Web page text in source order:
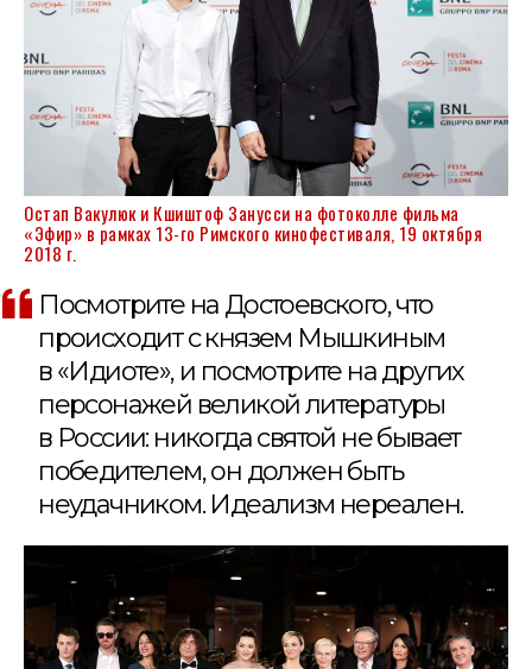
Остап Вакулюк и Кшиштоф Занусси на фотоколле фильма
«Эфир» в рамках 13-го Римского кинофестиваля, 19 октября
2018 г.
Посмотрите на Достоевского, что
происходит с князем Мышкиным
в «Идиоте», и посмотрите на других
персонажей великой литературы
в России: никогда святой не бывает
победителем, он должен быть
неудачником. Идеализм нереален.